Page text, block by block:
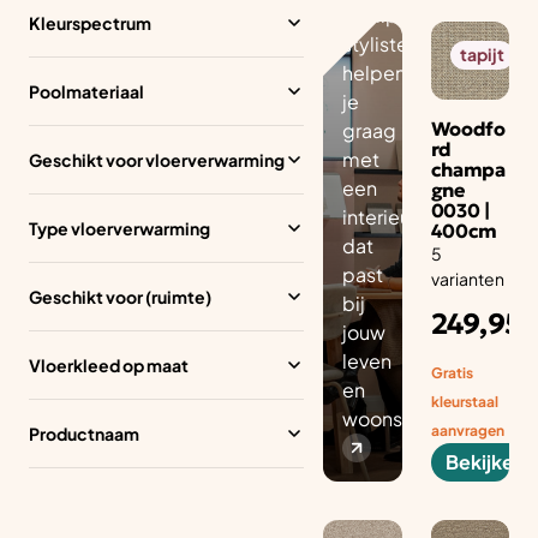
Kleurspectrum
Poolmateriaal
Geschikt voor vloerverwarming
Type vloerverwarming
Geschikt voor (ruimte)
Vloerkleed op maat
Productnaam
stylisten
helpen
je
graag
met
een
interieuradvies
dat
past
bij
jouw
leven
en
woonstijl.
tapijt
Woodfo
rd
champa
gne
0030 |
400cm
5
varianten
249,95
Gratis
kleurstaal
aanvragen
Bekijken